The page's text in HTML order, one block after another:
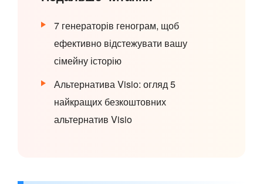
7 генераторів генограм, щоб
ефективно відстежувати вашу
сімейну історію
Альтернатива Visio: огляд 5
найкращих безкоштовних
альтернатив Visio